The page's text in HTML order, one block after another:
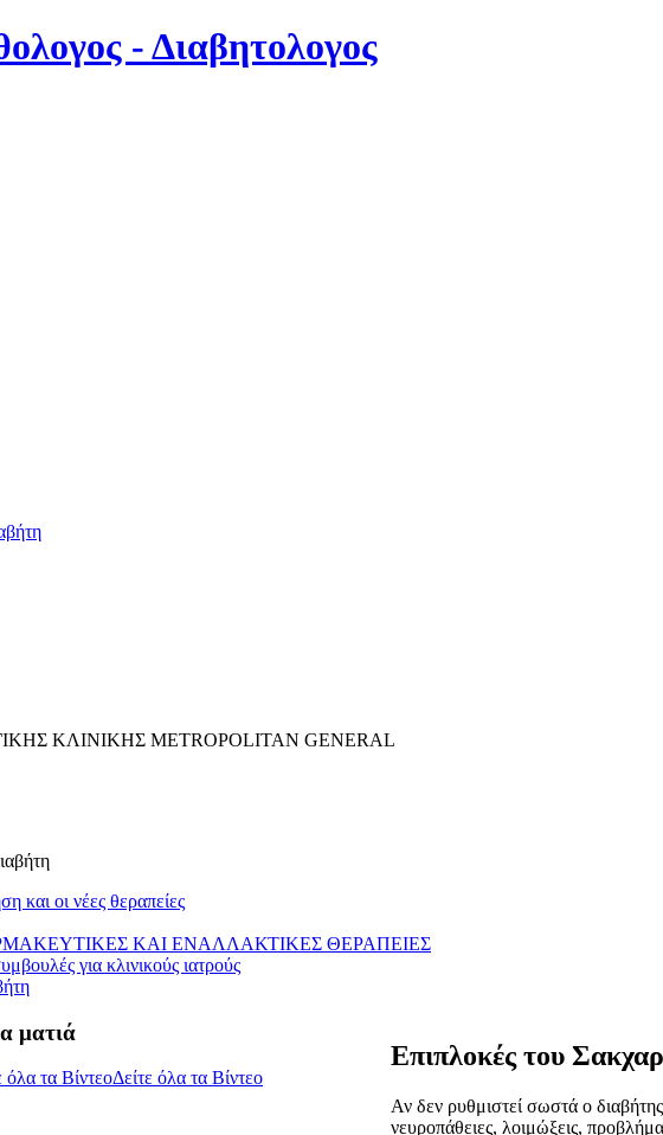
- Διαβητολογος
ΚΛΙΝΙΚΗΣ METROPOLITAN GENERAL
και οι νέες θεραπείες
ΚΑΙ ΕΝΑΛΛΑΚΤΙΚΕΣ ΘΕΡΑΠΕΙΕΣ
για κλινικούς ιατρούς
Επιπλοκές του
Αν δεν ρυθμιστεί σωστά ο
νευροπάθειες, λοιμώξεις,
ματιά
Δείτε όλα τα Βίντεο